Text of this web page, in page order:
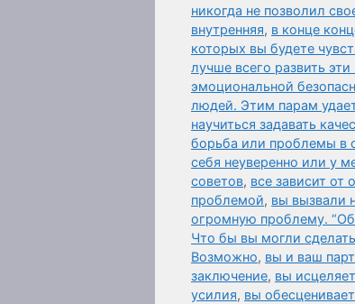
никогда не позволил
внутренняя, в конце
которых вы будете
лучше всего развить
эмоциональной
людей. Этим парам
научиться задавать
борьба или проблемы в
себя неуверенно или у
советов, все зависит
проблемой, вы вызвали
огромную проблему.
Что бы вы могли
Возможно, вы и ваш
заключение, вы
усилия, вы